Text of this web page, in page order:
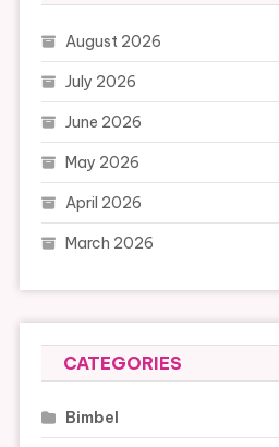
August 2026
July 2026
June 2026
May 2026
April 2026
March 2026
CATEGORIES
Bimbel